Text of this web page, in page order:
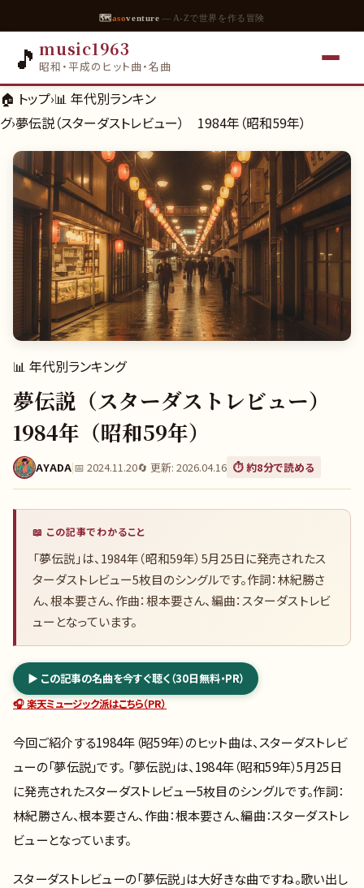
🗺asoventure — A-Zで世界を作る冒険
🎵 music1963
昭和・平成のヒット曲・名曲
🏠 トップ›📊 年代別ランキン
グ›夢伝説（スターダストレビュー） 1984年（昭和59年）
📊 年代別ランキング
夢伝説（スターダストレビュー）
1984年（昭和59年）
AYADA|📅 2024.11.20🔄 更新: 2026.04.16 ⏱️ 約8分で読める
📖 この記事でわかること
「夢伝説」は、1984年（昭和59年）5月25日に発売されたス
ターダストレビュー5枚目のシングルです。作詞：林紀勝さ
ん、根本要さん、作曲：根本要さん、編曲：スターダストレビ
ューとなっています。
▶ この記事の名曲を今すぐ聴く（30日無料・PR）
🎧 楽天ミュージック派はこちら（PR）
今回ご紹介する1984年（昭59年）のヒット曲は、スターダストレビ
ューの「夢伝説」です。 「夢伝説」は、1984年（昭和59年）5月25日
に発売されたスターダストレビュー5枚目のシングルです。作詞：
林紀勝さん、根本要さん、作曲：根本要さん、編曲：スターダストレ
ビューとなっています。
スターダストレビューの「夢伝説」は大好きな曲ですね。歌い出し